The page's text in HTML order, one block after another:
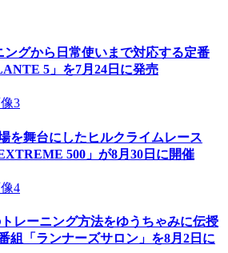
グから日常使いまで対応する定番
5」を7月24日に発売
を舞台にしたヒルクライムレース
500」が8月30日に開催
レーニング方法をゆうちゃみに伝授
組「ランナーズサロン」を8月2日に